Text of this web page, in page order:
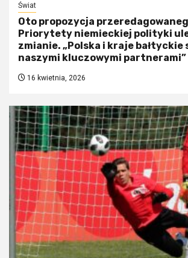
Świat
Oto propozycja
Priorytety niemieckiej polityki
zmianie. „Polska i kraje bałtyckie
naszymi kluczowymi partnerami”
16 kwietnia, 2026